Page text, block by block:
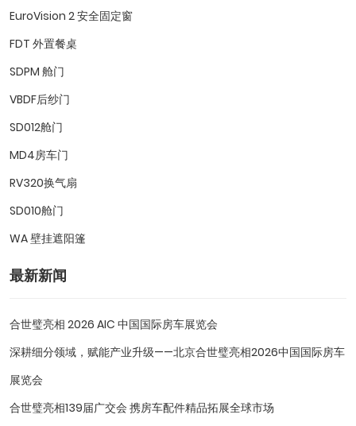
EuroVision 2 安全固定窗
FDT 外置餐桌
SDPM 舱门
VBDF后纱门
SD012舱门
MD4房车门
RV320换气扇
SD010舱门
WA 壁挂遮阳篷
最新新闻
合世璧亮相 2026 AIC 中国国际房车展览会
深耕细分领域，赋能产业升级——北京合世璧亮相2026中国国际房车
展览会
合世璧亮相139届广交会 携房车配件精品拓展全球市场